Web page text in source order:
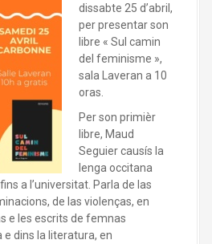
dissabte 25 d’abril,
per presentar son
libre « Sul camin
del feminisme »,
sala Laveran a 10
oras.
Per son primièr
libre, Maud
Seguier causís la
lenga occitana
a l’universitat. Parla de las
de las violenças, en
e les escrits de femnas
e dins la literatura, en